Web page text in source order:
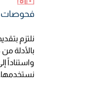
فحوصات
نلتزم
بالأدلة
واستناداً
نستخدمها.